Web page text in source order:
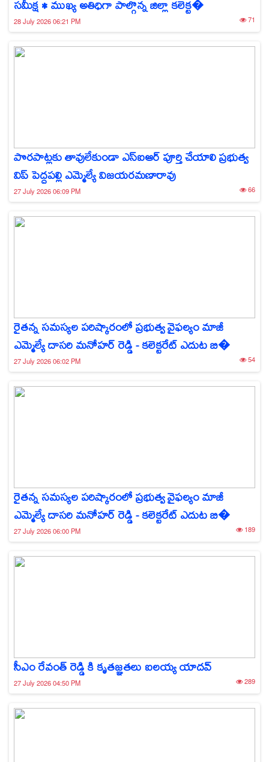
సమీక్ష • ముఖ్య అతిధిగా పాల్గొన్న జిల్లా కలెక్ట�
28 July 2026 06:21 PM 71
పొరపాట్లకు తావులేకుండా ఎస్‌ఐఆర్ పూర్తి చేయాలి ప్రభుత్వ
విప్ పెద్దపల్లి ఎమ్మెల్యే విజయరమణారావు
27 July 2026 06:09 PM 66
రైతన్న సమస్యల పరిష్కారంలో ప్రభుత్వ వైఫల్యం మాజీ
ఎమ్మెల్యే దాసరి మనోహర్ రెడ్డి - కలెక్టరేట్ ఎదుట బి�
27 July 2026 06:02 PM 54
రైతన్న సమస్యల పరిష్కారంలో ప్రభుత్వ వైఫల్యం మాజీ
ఎమ్మెల్యే దాసరి మనోహర్ రెడ్డి - కలెక్టరేట్ ఎదుట బి�
27 July 2026 06:00 PM 189
సీఎం రేవంత్ రెడ్డి కి కృతజ్ఞతలు ఐలయ్య యాదవ్
27 July 2026 04:50 PM 289